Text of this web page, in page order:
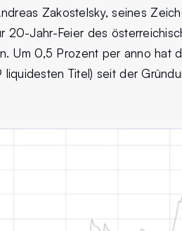
Zakostelsky, seines
20-Jahr-Feier des
Um 0,5 Prozent per anno hat
liquidesten Titel) seit der